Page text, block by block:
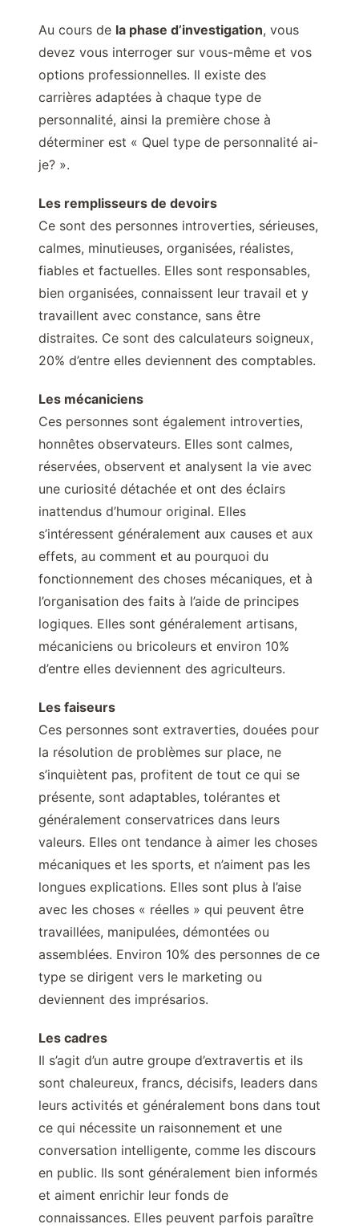
Au cours de la phase d’investigation, vous
devez vous interroger sur vous-même et vos
options professionnelles. Il existe des
carrières adaptées à chaque type de
personnalité, ainsi la première chose à
déterminer est « Quel type de personnalité ai-
je? ».
Les remplisseurs de devoirs
Ce sont des personnes introverties, sérieuses,
calmes, minutieuses, organisées, réalistes,
fiables et factuelles. Elles sont responsables,
bien organisées, connaissent leur travail et y
travaillent avec constance, sans être
distraites. Ce sont des calculateurs soigneux,
20% d’entre elles deviennent des comptables.
Les mécaniciens
Ces personnes sont également introverties,
honnêtes observateurs. Elles sont calmes,
réservées, observent et analysent la vie avec
une curiosité détachée et ont des éclairs
inattendus d’humour original. Elles
s’intéressent généralement aux causes et aux
effets, au comment et au pourquoi du
fonctionnement des choses mécaniques, et à
l’organisation des faits à l’aide de principes
logiques. Elles sont généralement artisans,
mécaniciens ou bricoleurs et environ 10%
d’entre elles deviennent des agriculteurs.
Les faiseurs
Ces personnes sont extraverties, douées pour
la résolution de problèmes sur place, ne
s’inquiètent pas, profitent de tout ce qui se
présente, sont adaptables, tolérantes et
généralement conservatrices dans leurs
valeurs. Elles ont tendance à aimer les choses
mécaniques et les sports, et n’aiment pas les
longues explications. Elles sont plus à l’aise
avec les choses « réelles » qui peuvent être
travaillées, manipulées, démontées ou
assemblées. Environ 10% des personnes de ce
type se dirigent vers le marketing ou
deviennent des imprésarios.
Les cadres
Il s’agit d’un autre groupe d’extravertis et ils
sont chaleureux, francs, décisifs, leaders dans
leurs activités et généralement bons dans tout
ce qui nécessite un raisonnement et une
conversation intelligente, comme les discours
en public. Ils sont généralement bien informés
et aiment enrichir leur fonds de
connaissances. Elles peuvent parfois paraître